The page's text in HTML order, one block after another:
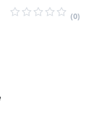
(0)